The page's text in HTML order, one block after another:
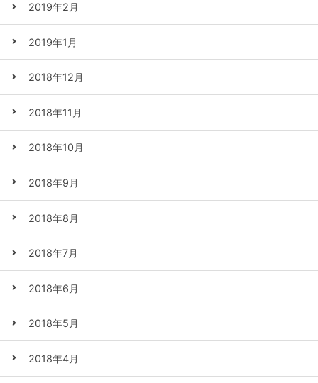
2019年2月
2019年1月
2018年12月
2018年11月
2018年10月
2018年9月
2018年8月
2018年7月
2018年6月
2018年5月
2018年4月